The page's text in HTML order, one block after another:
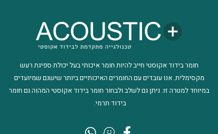
חומר בידוד אקוסטי חייב להיות חומר איכותי בעל יכולת ספיגת רעש
מקסימלית. אנו עובדים עם החומרים האיכותיים ביותר שישנם שמיועדים
במיוחד למטרה זו. ניתן גם לשלב ולבחור חומר בידוד אקוסטי המהוה גם חומר
בידוד תרמי.